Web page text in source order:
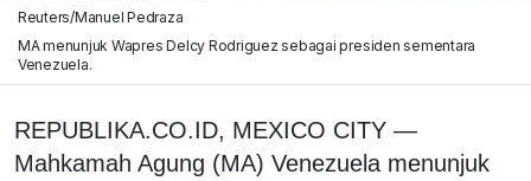
Reuters/Manuel Pedraza
MA menunjuk Wapres Delcy Rodriguez sebagai presiden sementara
Venezuela.
REPUBLIKA.CO.ID, MEXICO CITY —
Mahkamah Agung (MA) Venezuela menunjuk